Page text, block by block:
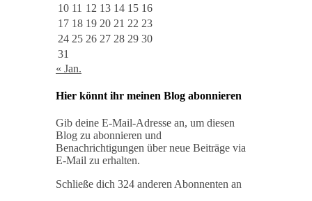
10 11 12 13 14 15 16
17 18 19 20 21 22 23
24 25 26 27 28 29 30
31
« Jan.
Hier könnt ihr meinen Blog abonnieren
Gib deine E-Mail-Adresse an, um diesen
Blog zu abonnieren und
Benachrichtigungen über neue Beiträge via
E-Mail zu erhalten.
Schließe dich 324 anderen Abonnenten an